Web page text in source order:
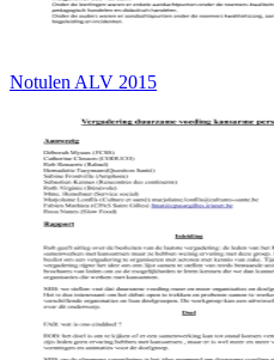
Notulen ALV 2015